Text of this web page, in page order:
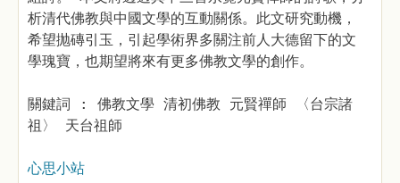
析清代佛教與中國文學的互動關係。此文研究動機，
希望抛磚引玉，引起學術界多關注前人大德留下的文
學瑰寶，也期望將來有更多佛教文學的創作。
關鍵詞 : 佛教文學 清初佛教 元賢禪師 〈台宗諸
祖〉 天台祖師
心思小站